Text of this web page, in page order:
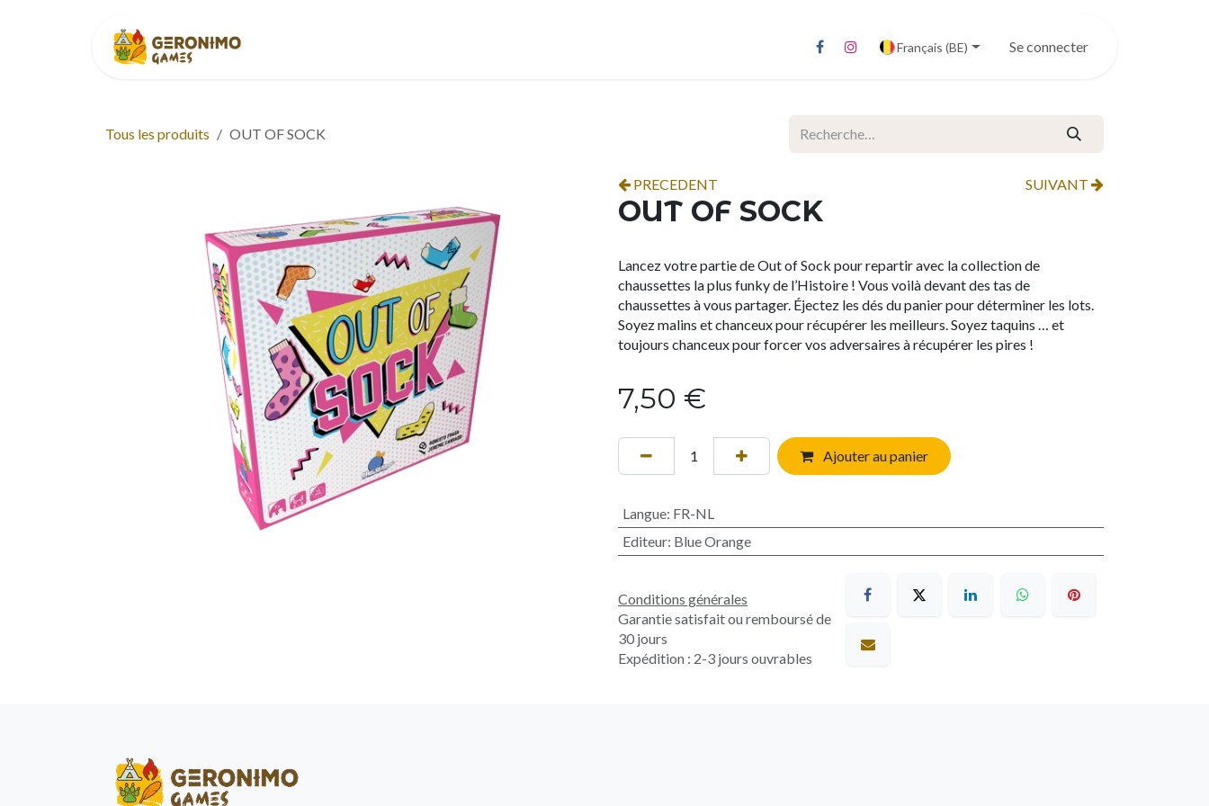
Français (BE) Se connecter
Tous les produits OUT OF SOCK
PRECEDENT SUIVANT
OUT OF SOCK
Lancez votre partie de Out of Sock pour repartir avec la collection de
chaussettes la plus funky de l’Histoire ! Vous voilà devant des tas de
chaussettes à vous partager. Éjectez les dés du panier pour déterminer les lots.
Soyez malins et chanceux pour récupérer les meilleurs. Soyez taquins … et
toujours chanceux pour forcer vos adversaires à récupérer les pires !
7,50 €
Ajouter au panier
Langue: FR-NL
Editeur: Blue Orange
Conditions générales
Garantie satisfait ou remboursé de
30 jours
Expédition : 2-3 jours ouvrables